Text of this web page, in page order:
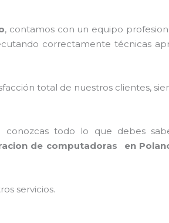
, contamos con un equipo
correctamente técnicas
total de nuestros clientes,
todo lo que debes
de computadoras en
servicios.